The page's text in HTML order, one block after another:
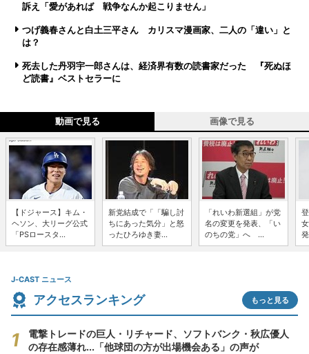
訴え「愛があれば 戦争なんか起こりません」
つげ義春さんと白土三平さん カリスマ漫画家、二人の「違い」と
は？
死去した丹羽宇一郎さんは、経済界有数の読書家だった 『死ぬほ
ど読書』ベストセラーに
動画で見る 画像で見る
【ドジャース】キム・
ヘソン、大リーグ公式
「PSロースタ...
新党結成で「「騙し討
ちにあった気分」と怒
ったひろゆき妻...
「れいわ新選組」が党
名の変更を発表、「い
のちの党」へ ...
J-CAST ニュース
アクセスランキング もっと見る
電撃トレードの巨人・リチャード、ソフトバンク・秋広優人
の存在感薄れ...「他球団の方が出場機会ある」の声が